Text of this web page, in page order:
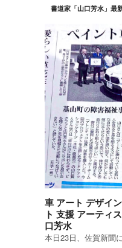
書道家「山口芳水」最
車 アート デザイ
ト 支援 アーティ
口芳水
本日23日、佐賀新聞